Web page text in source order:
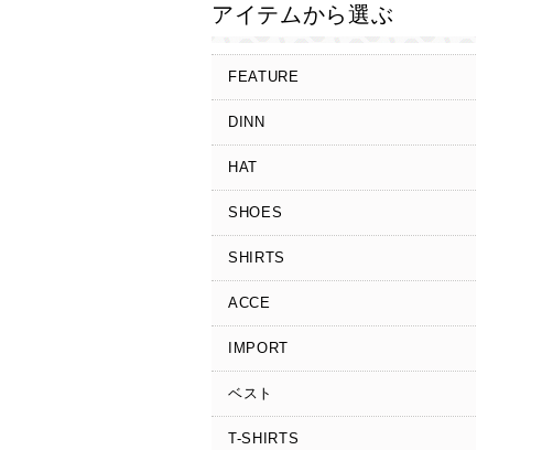
アイテムから選ぶ
FEATURE
DINN
HAT
SHOES
SHIRTS
ACCE
IMPORT
ベスト
T-SHIRTS